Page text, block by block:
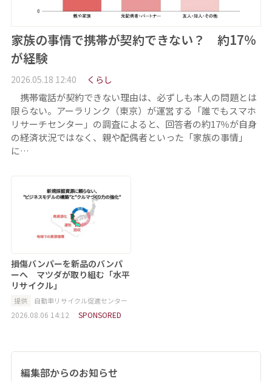
家族の事情で携帯が契約できない？ 約17％
が経験
2026.05.18 12:40 くらし
携帯電話が契約できない理由は、必ずしも本人の問題とは
限らない。アーラリンク（東京）が運営する「誰でもスマホ
リサーチセンター」の調査によると、回答者の約17％が自身
の経済状況ではなく、親や配偶者といった「家族の事情」
に…
損傷バンパーを新品のバンパ
ーへ マツダが取り組む「水平
リサイクル」
提供 自動車リサイクル促進センター
2026.08.06 14:12 SPONSORED
編集部からのお知らせ